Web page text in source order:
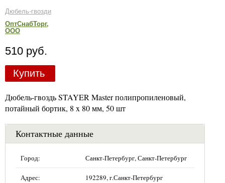
Дюбель-гвозди
ОптСнабТорг,
ООО
510 руб.
Купить
Дюбель-гвоздь STAYER Master полипропиленовый,
потайный бортик, 8 x 80 мм, 50 шт
Контактные данные
Город: Санкт-Петербург, Санкт-Петербург
Адрес: 192289, г.Санкт-Петербург